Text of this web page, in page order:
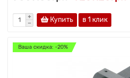
Купить в 1 клик
Ваша скидка: -20%